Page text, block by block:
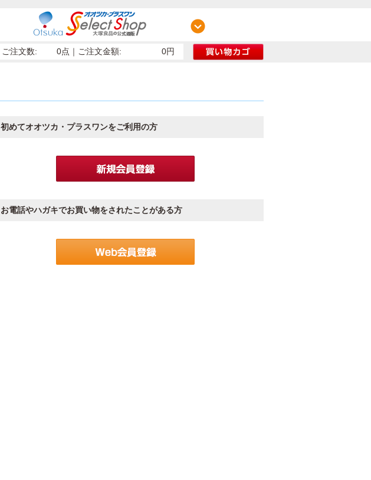
ご注文数: 0点 ｜ご注文金額: 0円
初めてオオツカ・プラスワンをご利用の方
お電話やハガキでお買い物をされたことがある方